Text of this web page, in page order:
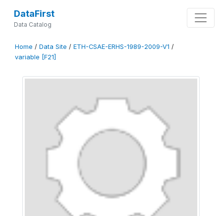
DataFirst
Data Catalog
Home / Data Site / ETH-CSAE-ERHS-1989-2009-V1 /
variable [F21]